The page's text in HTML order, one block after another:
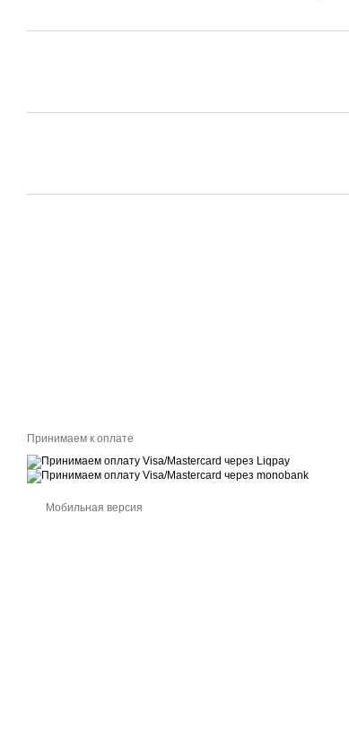
Принимаем к оплате
Мобильная версия